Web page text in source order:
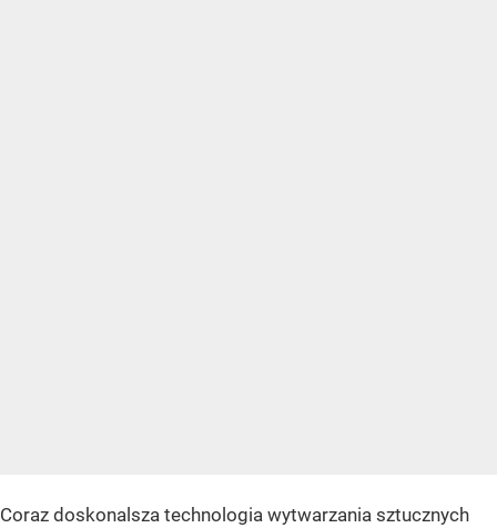
Coraz doskonalsza technologia wytwarzania sztucznych